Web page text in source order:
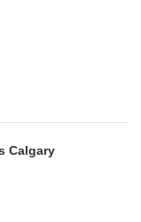
Calgary